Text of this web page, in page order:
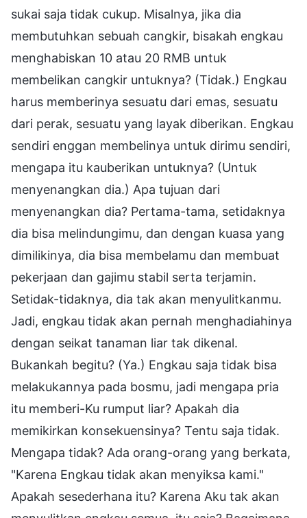
sukai saja tidak cukup. Misalnya, jika dia
membutuhkan sebuah cangkir, bisakah engkau
menghabiskan 10 atau 20 RMB untuk
membelikan cangkir untuknya? (Tidak.) Engkau
harus memberinya sesuatu dari emas, sesuatu
dari perak, sesuatu yang layak diberikan. Engkau
sendiri enggan membelinya untuk dirimu sendiri,
mengapa itu kauberikan untuknya? (Untuk
menyenangkan dia.) Apa tujuan dari
menyenangkan dia? Pertama-tama, setidaknya
dia bisa melindungimu, dan dengan kuasa yang
dimilikinya, dia bisa membelamu dan membuat
pekerjaan dan gajimu stabil serta terjamin.
Setidak-tidaknya, dia tak akan menyulitkanmu.
Jadi, engkau tidak akan pernah menghadiahinya
dengan seikat tanaman liar tak dikenal.
Bukankah begitu? (Ya.) Engkau saja tidak bisa
melakukannya pada bosmu, jadi mengapa pria
itu memberi-Ku rumput liar? Apakah dia
memikirkan konsekuensinya? Tentu saja tidak.
Mengapa tidak? Ada orang-orang yang berkata,
"Karena Engkau tidak akan menyiksa kami."
Apakah sesederhana itu? Karena Aku tak akan